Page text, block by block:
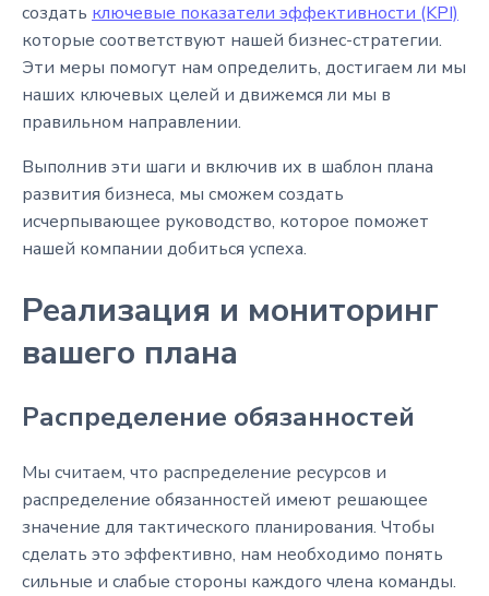
создать ключевые показатели эффективности (KPI)
которые соответствуют нашей бизнес-стратегии.
Эти меры помогут нам определить, достигаем ли мы
наших ключевых целей и движемся ли мы в
правильном направлении.
Выполнив эти шаги и включив их в шаблон плана
развития бизнеса, мы сможем создать
исчерпывающее руководство, которое поможет
нашей компании добиться успеха.
Реализация и мониторинг
вашего плана
Распределение обязанностей
Мы считаем, что распределение ресурсов и
распределение обязанностей имеют решающее
значение для тактического планирования. Чтобы
сделать это эффективно, нам необходимо понять
сильные и слабые стороны каждого члена команды.